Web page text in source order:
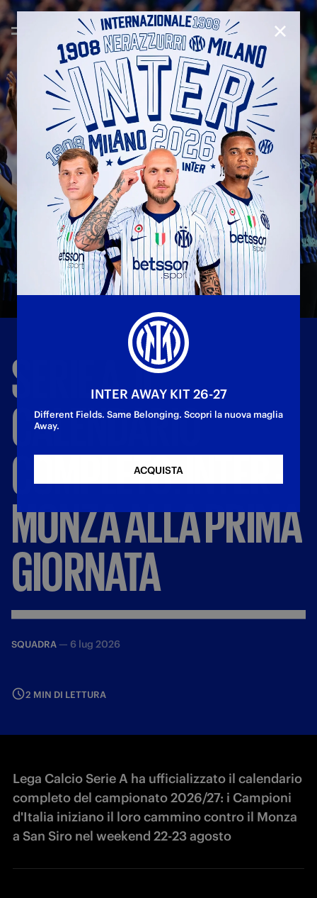
SERIEA,IL
CALENDARIO
COMPLETO:INTER-
MONZAALLAPRIMA
GIORNATA
SQUADRA — 6 lug 2026
2 MIN DI LETTURA
Lega Calcio Serie A ha ufficializzato il calendario
completo del campionato 2026/27: i Campioni
d'Italia iniziano il loro cammino contro il Monza
a San Siro nel weekend 22-23 agosto
INTER AWAY KIT 26-27
Different Fields. Same Belonging. Scopri la nuova maglia
Away.
ACQUISTA